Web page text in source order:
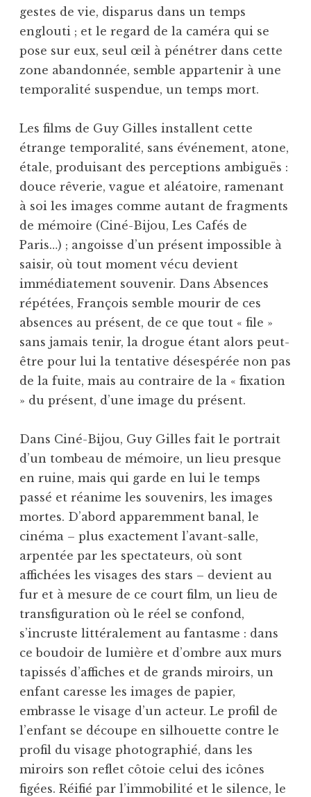
gestes de vie, disparus dans un temps
englouti ; et le regard de la caméra qui se
pose sur eux, seul œil à pénétrer dans cette
zone abandonnée, semble appartenir à une
temporalité suspendue, un temps mort.
Les films de Guy Gilles installent cette
étrange temporalité, sans événement, atone,
étale, produisant des perceptions ambiguës :
douce rêverie, vague et aléatoire, ramenant
à soi les images comme autant de fragments
de mémoire (Ciné-Bijou, Les Cafés de
Paris…) ; angoisse d’un présent impossible à
saisir, où tout moment vécu devient
immédiatement souvenir. Dans Absences
répétées, François semble mourir de ces
absences au présent, de ce que tout « file »
sans jamais tenir, la drogue étant alors peut-
être pour lui la tentative désespérée non pas
de la fuite, mais au contraire de la « fixation
» du présent, d’une image du présent.
Dans Ciné-Bijou, Guy Gilles fait le portrait
d’un tombeau de mémoire, un lieu presque
en ruine, mais qui garde en lui le temps
passé et réanime les souvenirs, les images
mortes. D’abord apparemment banal, le
cinéma – plus exactement l’avant-salle,
arpentée par les spectateurs, où sont
affichées les visages des stars – devient au
fur et à mesure de ce court film, un lieu de
transfiguration où le réel se confond,
s’incruste littéralement au fantasme : dans
ce boudoir de lumière et d’ombre aux murs
tapissés d’affiches et de grands miroirs, un
enfant caresse les images de papier,
embrasse le visage d’un acteur. Le profil de
l’enfant se découpe en silhouette contre le
profil du visage photographié, dans les
miroirs son reflet côtoie celui des icônes
figées. Réifié par l’immobilité et le silence, le